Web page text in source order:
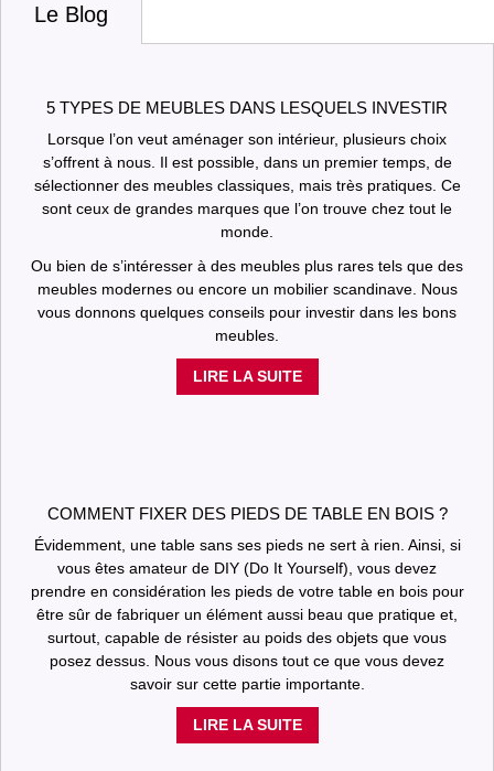
Le Blog
5 TYPES DE MEUBLES DANS LESQUELS INVESTIR
Lorsque l’on veut aménager son intérieur, plusieurs choix
s’offrent à nous. Il est possible, dans un premier temps, de
sélectionner des meubles classiques, mais très pratiques. Ce
sont ceux de grandes marques que l’on trouve chez tout le
monde.
Ou bien de s’intéresser à des meubles plus rares tels que des
meubles modernes ou encore un mobilier scandinave. Nous
vous donnons quelques conseils pour investir dans les bons
meubles.
LIRE LA SUITE
COMMENT FIXER DES PIEDS DE TABLE EN BOIS ?
Évidemment, une table sans ses pieds ne sert à rien. Ainsi, si
vous êtes amateur de DIY (Do It Yourself), vous devez
prendre en considération les pieds de votre table en bois pour
être sûr de fabriquer un élément aussi beau que pratique et,
surtout, capable de résister au poids des objets que vous
posez dessus. Nous vous disons tout ce que vous devez
savoir sur cette partie importante.
LIRE LA SUITE